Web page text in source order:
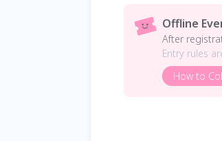
Offline
After
Entry rules
How to